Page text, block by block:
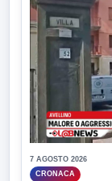
7 AGOSTO 2026
CRONACA